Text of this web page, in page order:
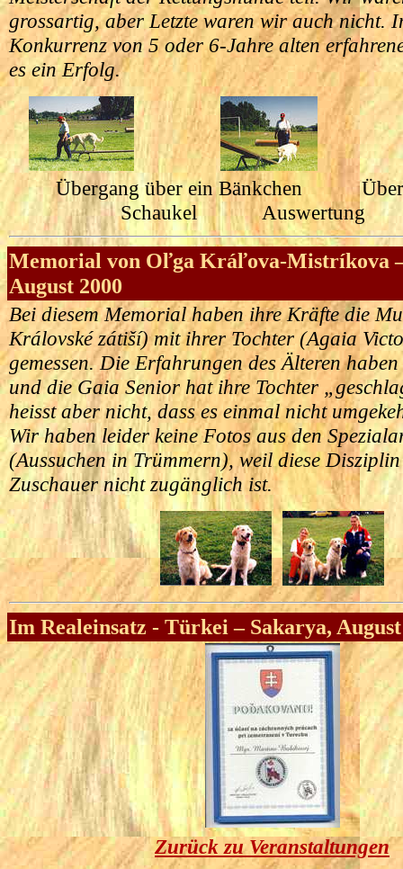
grossartig, aber Letzte waren wir auch nicht.
Konkurrenz von 5 oder 6-Jahre alten
es ein Erfolg.
Übergang über ein Bänkchen
Schaukel
Memorial von Oľga Kráľova-Mistríkova
August 2000
Bei diesem Memorial haben ihre Kräfte die
Královské zátiší) mit ihrer Tochter (Agaia
gemessen. Die Erfahrungen des Älteren
und die Gaia Senior hat ihre Tochter
heisst aber nicht, dass es einmal nicht
Wir haben leider keine Fotos aus den
(Aussuchen in Trümmern), weil diese
Zuschauer nicht zugänglich ist.
Im Realeinsatz - Türkei – Sakarya,
Zurück zu Veranstaltungen